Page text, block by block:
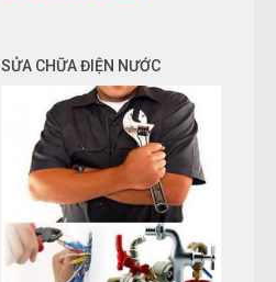
SỬA CHỮA ĐIỆN NƯỚC